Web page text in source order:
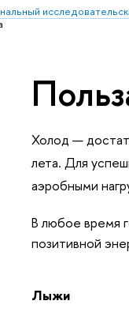
Холод —
лета. Для
аэробными
В любое время
позитивной
Лыжи